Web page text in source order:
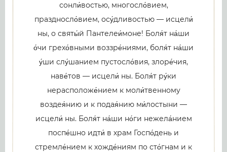
сонли́востью, многосло́вием,
праздносло́вием, осу́дливостью — исцели́
ны, о святы́й Пантелеи́моне! Боля́т на́ши
о́чи грехо́вными воззре́ниями, боля́т на́ши
у́ши слу́шанием пустосло́вия, злоре́чия,
наве́тов — исцели́ ны. Боля́т ру́ки
нерасположе́нием к моли́твенному
воздея́нию и к подая́нию ми́лостыни —
исцели́ ны. Боля́т на́ши но́ги нежела́нием
поспе́шно идти́ в храм Госпо́день и
стремле́нием к хожде́ниям по сто́гнам и к